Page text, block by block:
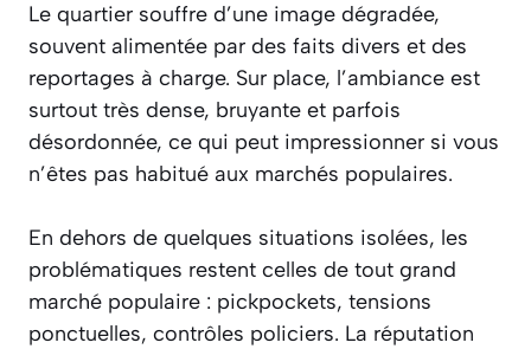
Le quartier souffre d’une image dégradée,
souvent alimentée par des faits divers et des
reportages à charge. Sur place, l’ambiance est
surtout très dense, bruyante et parfois
désordonnée, ce qui peut impressionner si vous
n’êtes pas habitué aux marchés populaires.
En dehors de quelques situations isolées, les
problématiques restent celles de tout grand
marché populaire : pickpockets, tensions
ponctuelles, contrôles policiers. La réputation